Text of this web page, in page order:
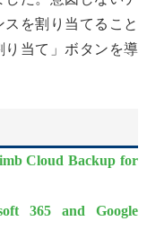
を割り当てること
り当て」ボタンを導
Cloud Backup for
365 and Google